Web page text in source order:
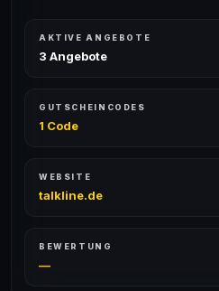
AKTIVE ANGEBOTE
3 Angebote
GUTSCHEINCODES
1 Code
WEBSITE
talkline.de
BEWERTUNG
—